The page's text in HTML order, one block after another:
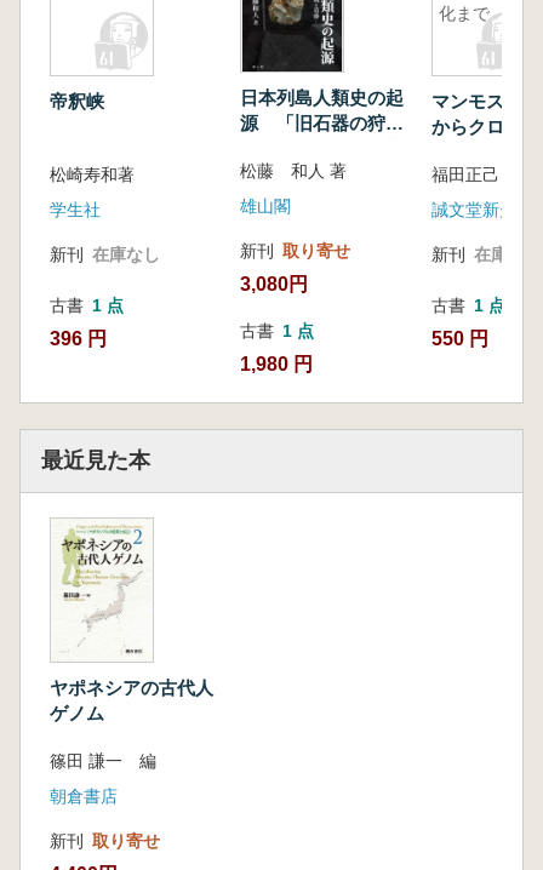
帝釈峡
松崎寿和著
学生社
新刊 在庫なし
古書 1 点
396 円
日本列島人類史の起
源 「旧石器の狩
藤
松藤 和人 著
雄山閣
新刊 取り寄せ
3,080円
古書 1 点
1,980 円
化まで
マンモス : 絶
からクロー
福田正己 著
誠文堂新光社
新刊 在庫なし
古書 1 点
550 円
最近見た本
ヤポネシアの古代人
ゲノム
篠田 謙一 編
朝倉書店
新刊 取り寄せ